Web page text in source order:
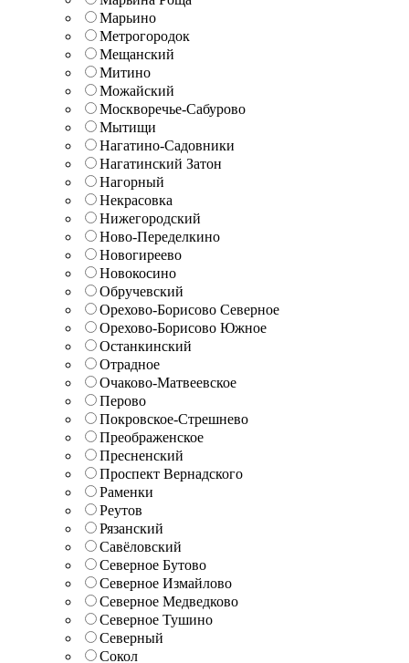
Марьино
Метрогородок
Мещанский
Митино
Можайский
Москворечье-Сабурово
Мытищи
Нагатино-Садовники
Нагатинский Затон
Нагорный
Некрасовка
Нижегородский
Ново-Переделкино
Новогиреево
Новокосино
Обручевский
Орехово-Борисово Северное
Орехово-Борисово Южное
Останкинский
Отрадное
Очаково-Матвеевское
Перово
Покровское-Стрешнево
Преображенское
Пресненский
Проспект Вернадского
Раменки
Реутов
Рязанский
Савёловский
Северное Бутово
Северное Измайлово
Северное Медведково
Северное Тушино
Северный
Сокол